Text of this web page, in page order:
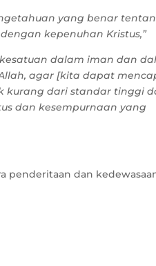
yang benar
kepenuhan Kristus,”
dalam iman dan
agar [kita dapat
kurang dari standar tinggi
dan kesempurnaan yang
penderitaan dan